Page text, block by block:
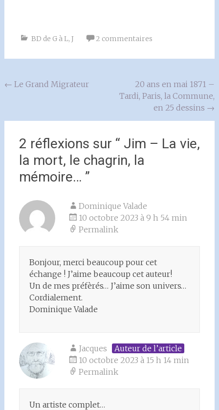
BD de G à L, J 2 commentaires
Navigation
l'article
← Le Grand Migrateur
20 ans en mai 1871 –
Tardi, Paris, la Commune,
en 25 dessins →
2 réflexions sur “ Jim – La vie,
la mort, le chagrin, la
mémoire… ”
Dominique Valade
10 octobre 2023 à 9 h 54 min
Permalink
Bonjour, merci beaucoup pour cet
échange ! J’aime beaucoup cet auteur!
Un de mes préfèrés… J’aime son univers…
Cordialement.
Dominique Valade
Jacques
Auteur de l’article
10 octobre 2023 à 15 h 14 min
Permalink
Un artiste complet…